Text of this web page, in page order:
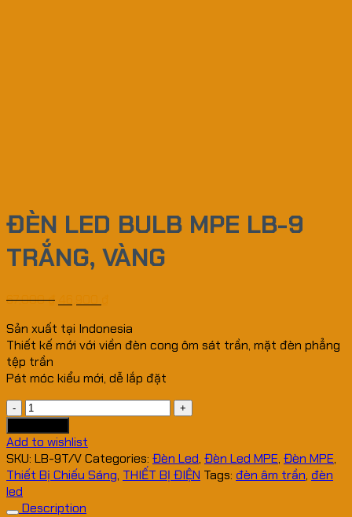
ĐÈN LED BULB MPE LB-9
TRẮNG, VÀNG
67,000₫
Sản xuất tại Indonesia
Thiết kế mới với viền đèn cong ôm sát trần, mặt đèn phẳng
tệp trần
Pát móc kiểu mới, dễ lắp đặt
ĐÈN
LED
BULB
MPE
LB-
TRẮNG,
Add to wishlist
SKU: LB-9T/VCategories: Đèn Led, Đèn Led MPE, Đèn MPE,
Thiết Bị Chiếu Sáng, THIẾT BỊ ĐIỆN Tags: đèn âm trần, đèn
led
Description